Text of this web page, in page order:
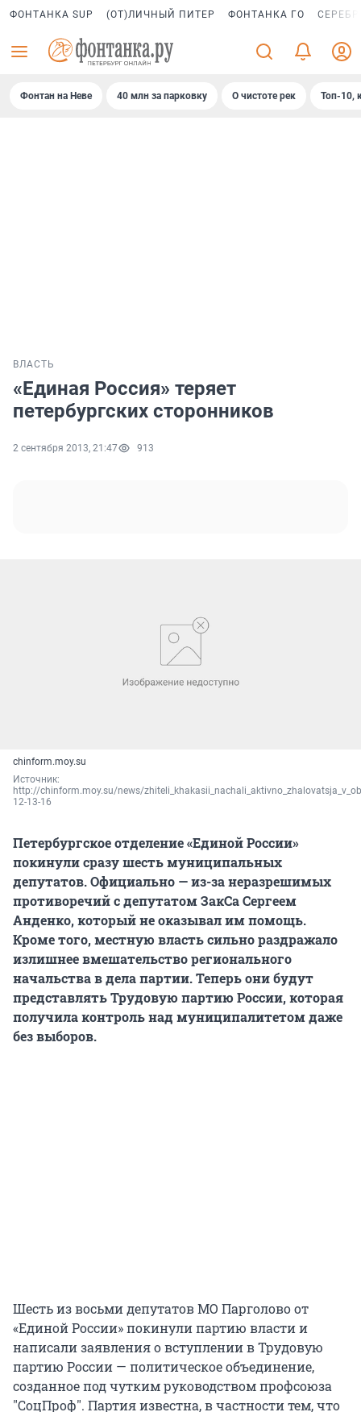
ФОНТАНКА SUP (ОТ)ЛИЧНЫЙ ПИТЕР ФОНТАНКА ГО
Фонтан на Неве 40 млн за парковку О чистоте рек Топ-10,
ВЛАСТЬ
«Единая Россия» теряет
петербургских сторонников
2 сентября 2013, 21:47 913
chinform.moy.su
http://chinform.moy.su/news/
12-13-16
Петербургское отделение «Единой России»
покинули сразу шесть муниципальных
депутатов. Официально — из-за неразрешимых
противоречий с депутатом ЗакСа Сергеем
Анденко, который не оказывал им помощь.
Кроме того, местную власть сильно раздражало
излишнее вмешательство регионального
начальства в дела партии. Теперь они будут
представлять Трудовую партию России, которая
получила контроль над муниципалитетом даже
без выборов.
Шесть из восьми депутатов МО Парголово от
«Единой России» покинули партию власти и
написали заявления о вступлении в Трудовую
партию России — политическое объединение,
созданное под чутким руководством профсоюза
"СоцПроф". Партия известна, в частности тем, что